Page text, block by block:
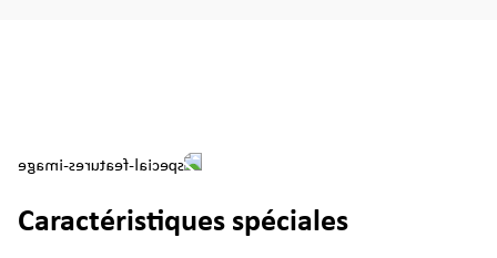
Caractéristiques spéciales